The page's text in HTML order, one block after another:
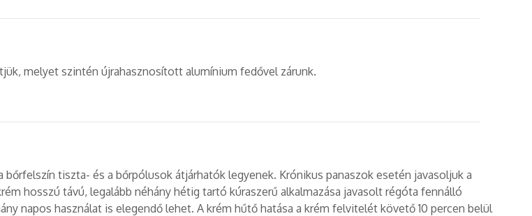
melyet szintén újrahasznosított alumínium fedővel zárunk.
tiszta- és a bőrpólusok átjárhatók legyenek. Krónikus panaszok esetén javasoljuk a
hosszú távú, legalább néhány hétig tartó kúraszerű alkalmazása javasolt régóta fennálló
napos használat is elegendő lehet. A krém hűtő hatása a krém felvitelét követő 10 percen belül